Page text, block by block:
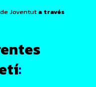
Joventut a través
: